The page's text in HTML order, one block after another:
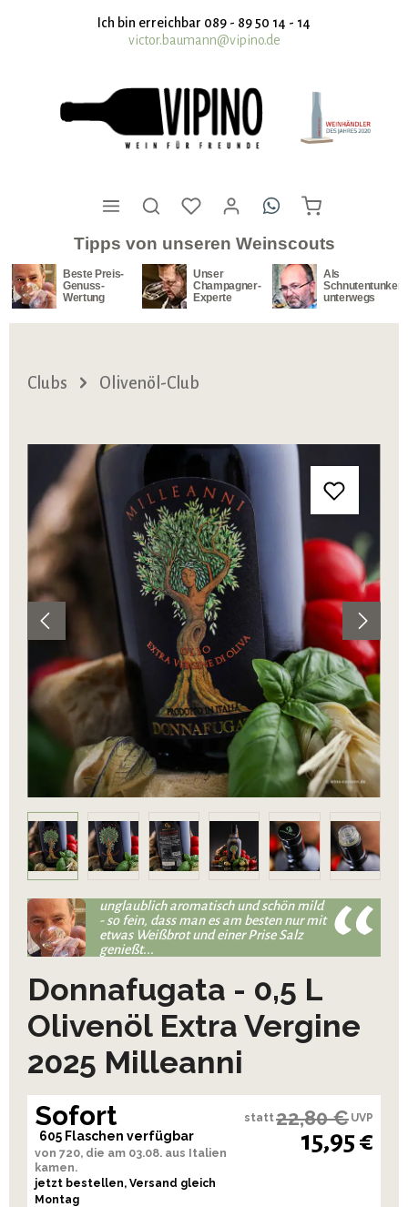
springenIch bin erreichbar 089 - 89 50 14 - 14
victor.baumann@vipino.de
Tipps von unseren Weinscouts
Beste Preis-
Genuss-
Wertung
Unser
Champagner-
Experte
Als
Schnutentunker
unterwegs
Clubs Olivenöl-Club
Bildergalerie überspringen
unglaublich aromatisch und schön mild
- so fein, dass man es am besten nur mit
etwas Weißbrot und einer Prise Salz
genießt...
Donnafugata - 0,5 L
Olivenöl Extra Vergine
2025 Milleanni
Sofort
605 Flaschen verfügbar
von 720, die am 03.08. aus Italien
kamen.
jetzt bestellen, Versand gleich
Montag
statt22,80 € UVP
15,95 €